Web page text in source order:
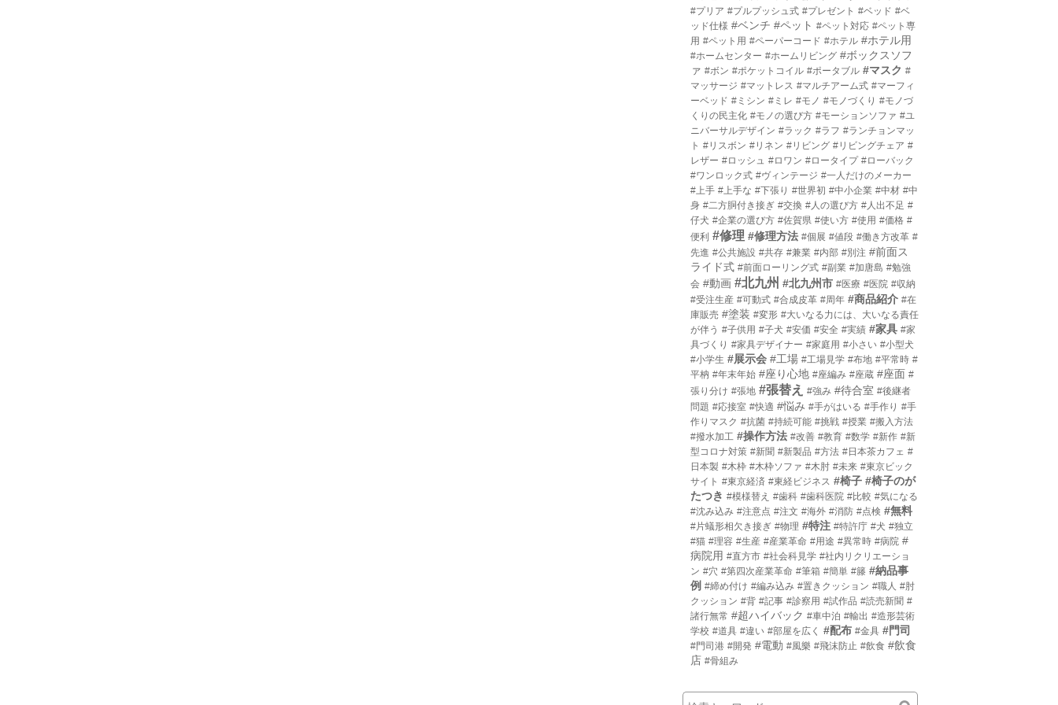
#プリア #プルプッシュ式 #プレゼント #ベッド #ベ
ッド仕様 #ベンチ #ペット #ペット対応 #ペット専
用 #ペット用 #ペーパーコード #ホテル #ホテル用
#ホームセンター #ホームリビング #ボックスソフ
ァ #ボン #ポケットコイル #ポータブル #マスク #
マッサージ #マットレス #マルチアーム式 #マーフィ
ーベッド #ミシン #ミレ #モノ #モノづくり #モノづ
くりの民主化 #モノの選び方 #モーションソファ #ユ
ニバーサルデザイン #ラック #ラフ #ランチョンマッ
ト #リスボン #リネン #リビング #リビングチェア #
レザー #ロッシュ #ロワン #ロータイプ #ローバック
#ワンロック式 #ヴィンテージ #一人だけのメーカー
#上手 #上手な #下張り #世界初 #中小企業 #中材 #中
身 #二方胴付き接ぎ #交換 #人の選び方 #人出不足 #
仔犬 #企業の選び方 #佐賀県 #使い方 #使用 #価格 #
便利 #修理 #修理方法 #個展 #値段 #働き方改革 #
先進 #公共施設 #共存 #兼業 #内部 #別注 #前面ス
ライド式 #前面ローリング式 #副業 #加唐島 #勉強
会 #動画 #北九州 #北九州市 #医療 #医院 #収納
#受注生産 #可動式 #合成皮革 #周年 #商品紹介 #在
庫販売 #塗装 #変形 #大いなる力には、大いなる責任
が伴う #子供用 #子犬 #安価 #安全 #実績 #家具 #家
具づくり #家具デザイナー #家庭用 #小さい #小型犬
#小学生 #展示会 #工場 #工場見学 #布地 #平常時 #
平枘 #年末年始 #座り心地 #座編み #座蔵 #座面 #
張り分け #張地 #張替え #強み #待合室 #後継者
問題 #応接室 #快適 #悩み #手がはいる #手作り #手
作りマスク #抗菌 #持続可能 #挑戦 #授業 #搬入方法
#撥水加工 #操作方法 #改善 #教育 #数学 #新作 #新
型コロナ対策 #新聞 #新製品 #方法 #日本茶カフェ #
日本製 #木枠 #木枠ソファ #木肘 #未来 #東京ビック
サイト #東京経済 #東経ビジネス #椅子 #椅子のが
たつき #模様替え #歯科 #歯科医院 #比較 #気になる
#沈み込み #注意点 #注文 #海外 #消防 #点検 #無料
#片蟻形相欠き接ぎ #物理 #特注 #特許庁 #犬 #独立
#猫 #理容 #生産 #産業革命 #用途 #異常時 #病院 #
病院用 #直方市 #社会科見学 #社内リクリエーショ
ン #穴 #第四次産業革命 #筆箱 #簡単 #籐 #納品事
例 #締め付け #編み込み #置きクッション #職人 #肘
クッション #背 #記事 #診察用 #試作品 #読売新聞 #
諸行無常 #超ハイバック #車中泊 #輸出 #造形芸術
学校 #道具 #違い #部屋を広く #配布 #金具 #門司
#門司港 #開発 #電動 #風樂 #飛沫防止 #飲食 #飲食
店 #骨組み